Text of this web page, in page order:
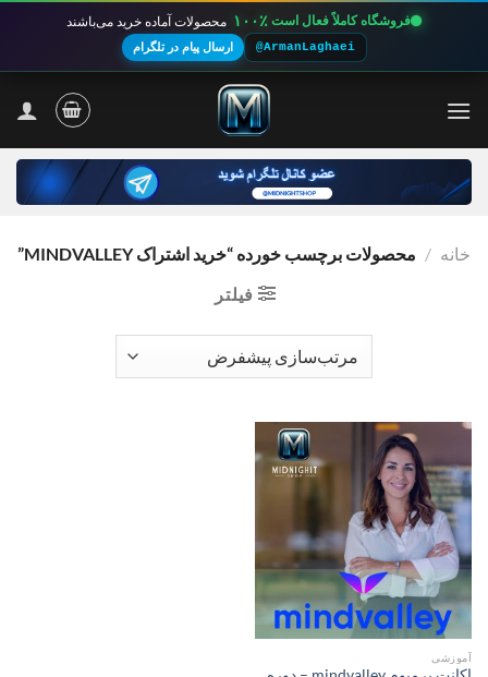
فروشگاه کاملاً فعال است ۱۰۰٪ محصولات آماده خرید می‌باشند
@ArmanLaghaei ارسال پیام در تلگرام
خانه / محصولات برچسب خورده “خرید اشتراک MINDVALLEY”
فیلتر
آموزشی